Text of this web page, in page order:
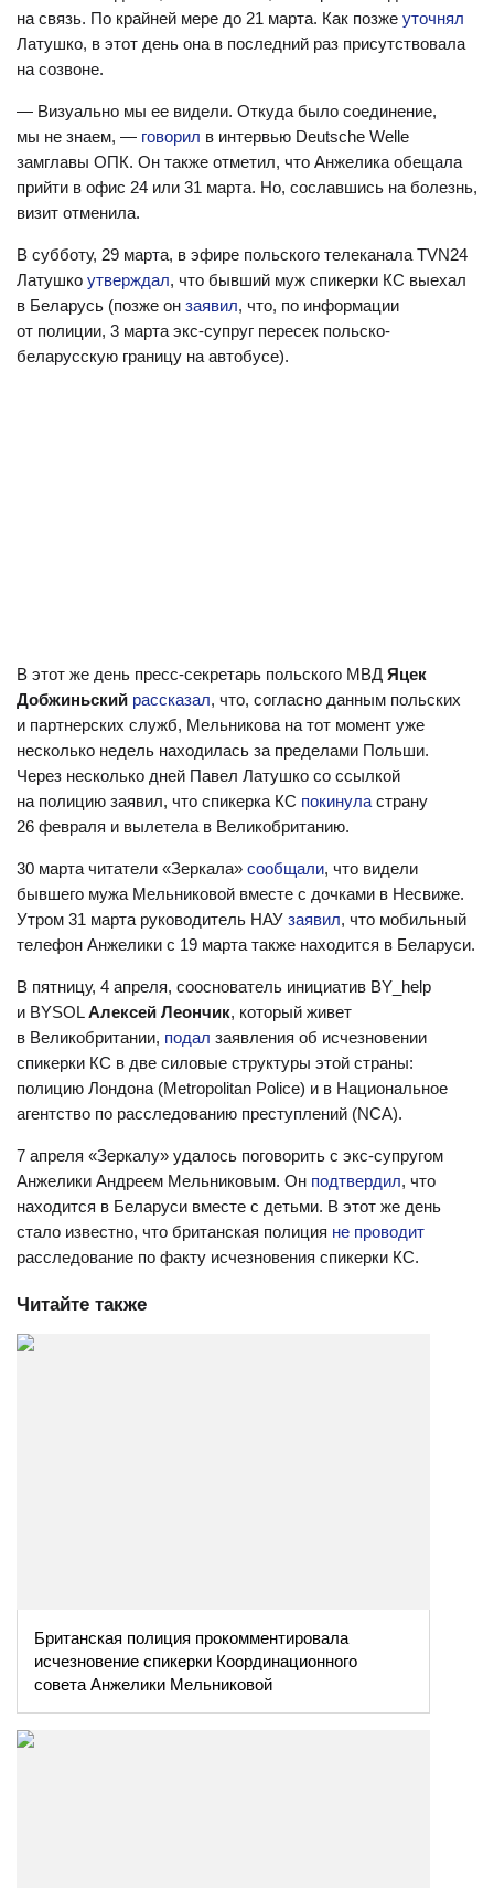
на связь. По крайней мере до 21 марта. Как позже уточнял
Латушко, в этот день она в последний раз присутствовала
на созвоне.
— Визуально мы ее видели. Откуда было соединение,
мы не знаем, — говорил в интервью Deutsche Welle
замглавы ОПК. Он также отметил, что Анжелика обещала
прийти в офис 24 или 31 марта. Но, сославшись на болезнь,
визит отменила.
В субботу, 29 марта, в эфире польского телеканала TVN24
Латушко утверждал, что бывший муж спикерки КС выехал
в Беларусь (позже он заявил, что, по информации
от полиции, 3 марта экс-супруг пересек польско-
беларусскую границу на автобусе).
В этот же день пресс-секретарь польского МВД Яцек
Добжиньский рассказал, что, согласно данным польских
и партнерских служб, Мельникова на тот момент уже
несколько недель находилась за пределами Польши.
Через несколько дней Павел Латушко со ссылкой
на полицию заявил, что спикерка КС покинула страну
26 февраля и вылетела в Великобританию.
30 марта читатели «Зеркала» сообщали, что видели
бывшего мужа Мельниковой вместе с дочками в Несвиже.
Утром 31 марта руководитель НАУ заявил, что мобильный
телефон Анжелики с 19 марта также находится в Беларуси.
В пятницу, 4 апреля, сооснователь инициатив BY_help
и BYSOLАлексей Леончик, который живет
в Великобритании, подал заявления об исчезновении
спикерки КС в две силовые структуры этой страны:
полицию Лондона (Metropolitan Police) и в Национальное
агентство по расследованию преступлений (NCA).
7 апреля «Зеркалу» удалось поговорить с экс-супругом
Анжелики Андреем Мельниковым. Он подтвердил, что
находится в Беларуси вместе с детьми. В этот же день
стало известно, что британская полиция не проводит
расследование по факту исчезновения спикерки КС.
Читайте также
Британская полиция прокомментировала
исчезновение спикерки Координационного
совета Анжелики Мельниковой